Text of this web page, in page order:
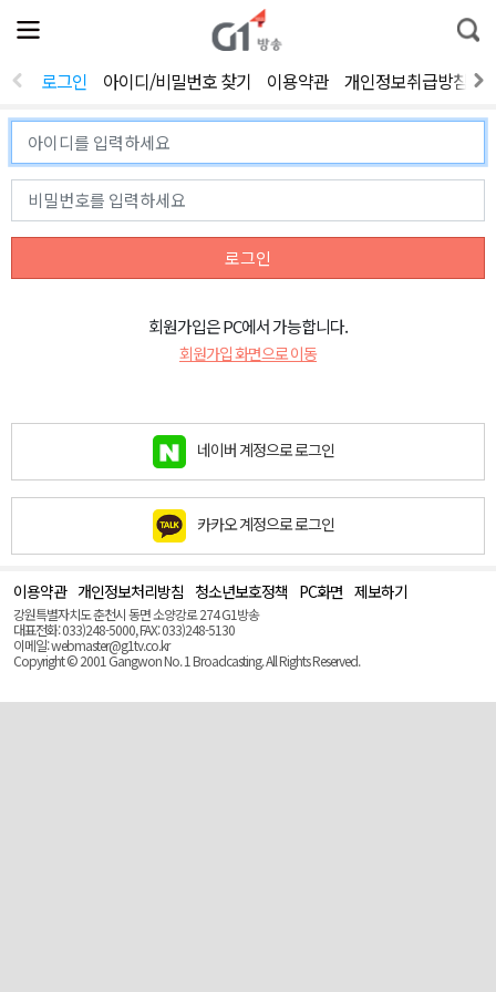
전
체
뉴
열
통
합
색
로그인 아이디/비밀번호 찾기 이용약관 개인정보취급방침
로그인
회원가입은 PC에서 가능합니다.
회원가입 화면으로 이동
네이버 계정으로 로그인
카카오 계정으로 로그인
이용약관 개인정보처리방침 청소년보호정책 PC화면 제보하기
강원특별자치도 춘천시 동면 소양강로 274 G1방송
대표전화: 033)248-5000, FAX: 033)248-5130
이메일: webmaster@g1tv.co.kr
Copyright © 2001 Gangwon No. 1 Broadcasting. All Rights Reserved.